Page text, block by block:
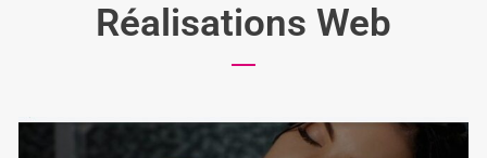
Réalisations Web